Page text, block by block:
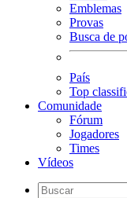
Emblemas
Provas
Busca de
País
Top
Comunidade
Fórum
Jogadores
Times
Vídeos